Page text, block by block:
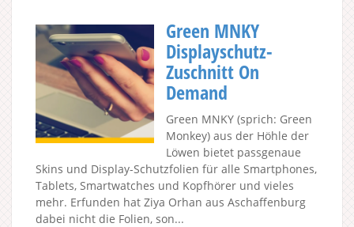
Green MNKY
Displayschutz-
Zuschnitt On
Demand
Green MNKY (sprich: Green
Monkey) aus der Höhle der
Löwen bietet passgenaue
Skins und Display-Schutzfolien für alle Smartphones,
Tablets, Smartwatches und Kopfhörer und vieles
mehr. Erfunden hat Ziya Orhan aus Aschaffenburg
dabei nicht die Folien, son...